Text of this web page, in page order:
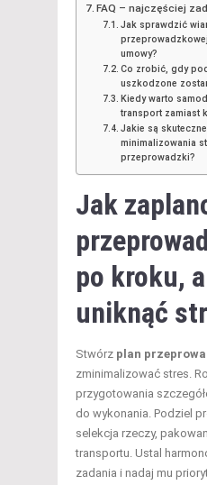
FAQ – najczęściej
Jak sprawdzić
umowy?
Co zrobić, gdy
uszkodzone
Kiedy warto
transport zamiast
Jakie są
minimalizowania
przeprowadzki?
Jak
po kroku,
uniknąć
Stwórz plan
zminimalizować stres.
przygotowania
do wykonania. Podziel
selekcja rzeczy,
transportu. Ustal
zadania i nadaj mu